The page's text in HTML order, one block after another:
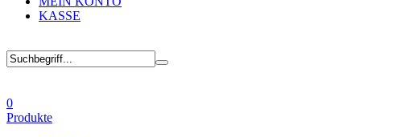
KASSE
0
Produkte